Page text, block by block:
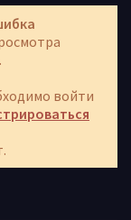
войти